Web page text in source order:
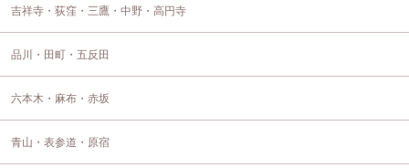
吉祥寺・荻窪・三鷹・中野・高円寺
品川・田町・五反田
六本木・麻布・赤坂
青山・表参道・原宿